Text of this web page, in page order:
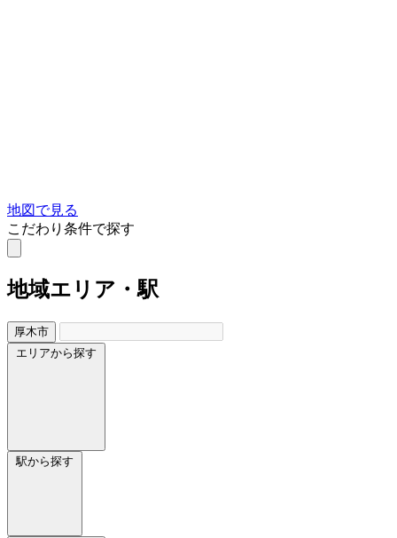
地図で見る
こだわり条件で探す
地域エリア・駅
厚木市
エリアから探す
駅から探す